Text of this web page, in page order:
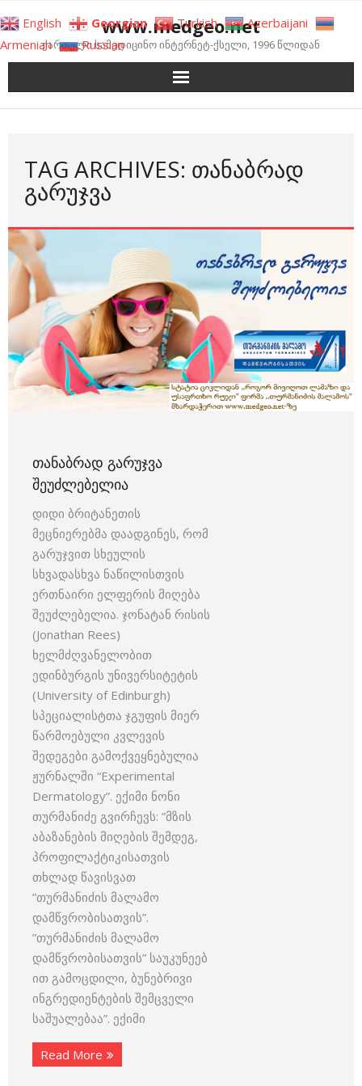
to
content
www.medgeo.net
ქართული სამედიცინო ინტერნეტ-ქსელი, 1996 წლიდან
TAG ARCHIVES: ᲗᲐᲜᲐᲑᲠᲐᲓ
ᲒᲐᲠᲣᲯᲕᲐ
ᲗᲐᲜᲐᲑᲠᲐᲓ ᲒᲐᲠᲣᲯᲕᲐ
ᲨᲔᲣᲫᲚᲔᲑᲔᲚᲘᲐ
დიდი ბრიტანეთის
მეცნიერებმა დაადგინეს, რომ
გარუჯვით სხეულის
სხვადასხვა ნაწილისთვის
ერთნაირი ელფერის მიღება
შეუძლებელია. ჯონატან რისის
(Jonathan Rees)
ხელმძღვანელობით
ედინბურგის უნივერსიტეტის
(University of Edinburgh)
სპეციალისტთა ჯგუფის მიერ
წარმოებული კვლევის
შედეგები გამოქვეყნებულია
ჟურნალში “Experimental
Dermatology”. ექიმი ნონი
თურმანიძე გვირჩევს: ”მზის
აბაზანების მიღების შემდეგ,
პროფილაქტიკისათვის
თხლად წავისვათ
”თურმანიძის მალამო
დამწვრობისათვის”.
”თურმანიძის მალამო
დამწვრობისათვის” საუკუნეებ
ით გამოცდილი, ბუნებრივი
ინგრედიენტების შემცველი
საშუალებაა”. ექიმი
Read More
English Georgian Turkish
Azerbaijani
Armenian
Russian